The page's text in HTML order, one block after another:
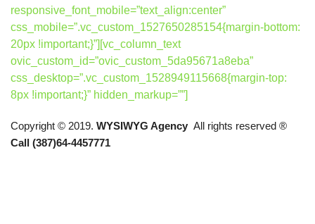
responsive_font_mobile=”text_align:center”
css_mobile=”.vc_custom_1527650285154{margin-bottom:
20px !important;}”][vc_column_text
ovic_custom_id=”ovic_custom_5da95671a8eba”
css_desktop=”.vc_custom_1528949115668{margin-top:
8px !important;}” hidden_markup=””]
Copyright © 2019. WYSIWYG Agency All rights reserved ®
Call (387)64-4457771